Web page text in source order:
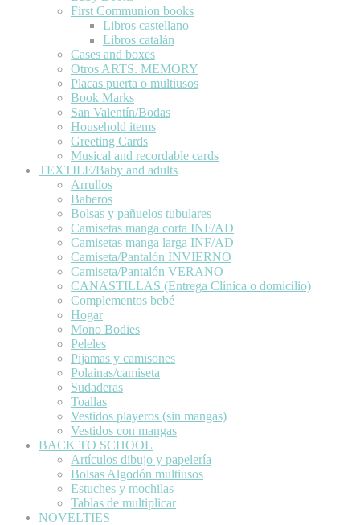
First Communion books
Libros castellano
Libros catalán
Cases and boxes
Otros ARTS. MEMORY
Placas puerta o multiusos
Book Marks
San Valentín/Bodas
Household items
Greeting Cards
Musical and recordable cards
TEXTILE/Baby and adults
Arrullos
Baberos
Bolsas y pañuelos tubulares
Camisetas manga corta INF/AD
Camisetas manga larga INF/AD
Camiseta/Pantalón INVIERNO
Camiseta/Pantalón VERANO
CANASTILLAS (Entrega Clínica o domicilio)
Complementos bebé
Hogar
Mono Bodies
Peleles
Pijamas y camisones
Polainas/camiseta
Sudaderas
Toallas
Vestidos playeros (sin mangas)
Vestidos con mangas
BACK TO SCHOOL
Artículos dibujo y papelería
Bolsas Algodón multiusos
Estuches y mochilas
Tablas de multiplicar
NOVELTIES